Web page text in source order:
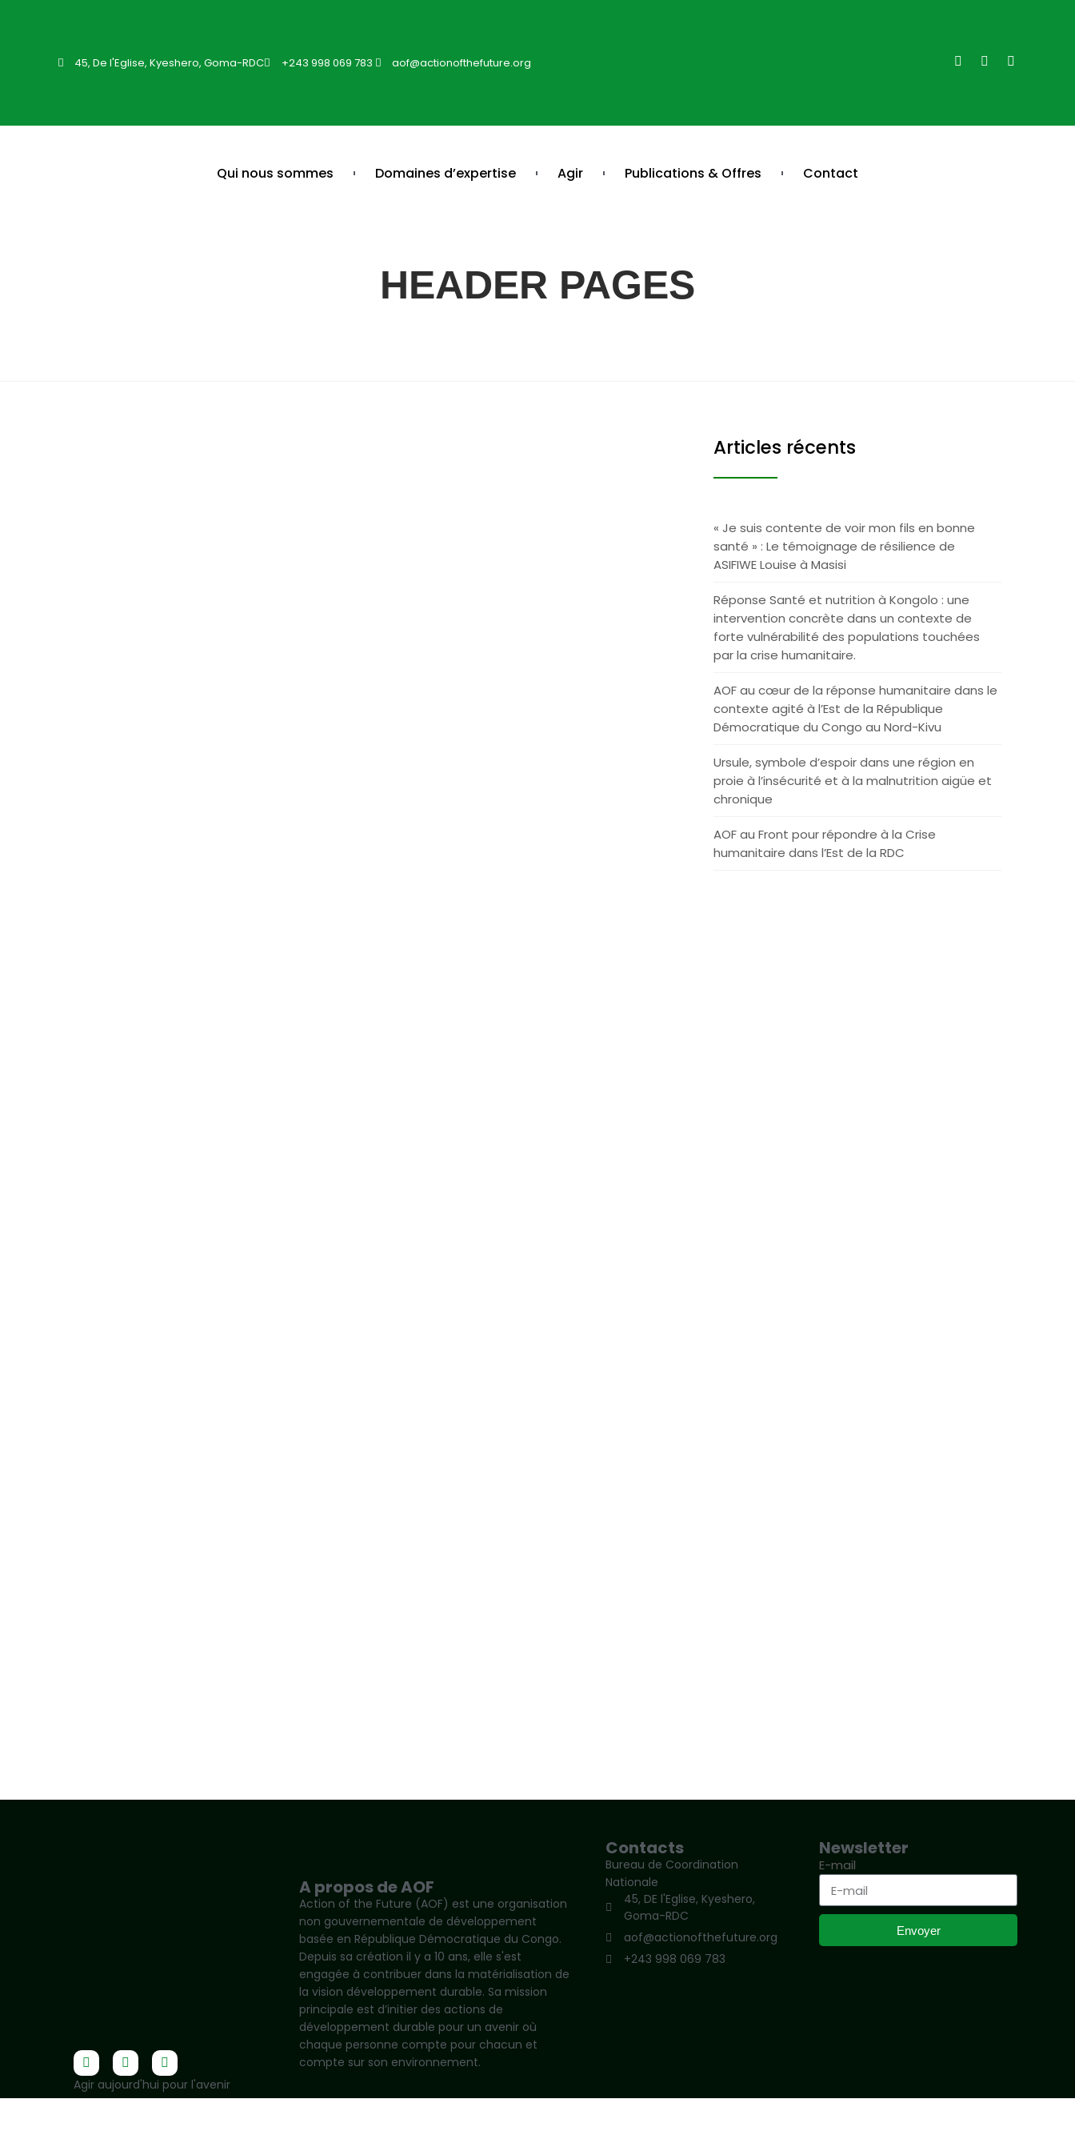
45, De l'Eglise, Kyeshero, Goma-RDC +243 998 069 783 aof@actionofthefuture.org
Qui nous sommes Domaines d’expertise Agir Publications & Offres Contact
HEADER PAGES
Articles récents
« Je suis contente de voir mon fils en bonne
santé » : Le témoignage de résilience de
ASIFIWE Louise à Masisi
Réponse Santé et nutrition à Kongolo : une
intervention concrète dans un contexte de
forte vulnérabilité des populations touchées
par la crise humanitaire.
AOF au cœur de la réponse humanitaire dans le
contexte agité à l’Est de la République
Démocratique du Congo au Nord-Kivu
Ursule, symbole d’espoir dans une région en
proie à l’insécurité et à la malnutrition aigüe et
chronique
AOF au Front pour répondre à la Crise
humanitaire dans l’Est de la RDC
Agir aujourd'hui pour l'avenir
A propos de AOF
Action of the Future (AOF) est une organisation
non gouvernementale de développement
basée en République Démocratique du Congo.
Depuis sa création il y a 10 ans, elle s'est
engagée à contribuer dans la matérialisation de
la vision développement durable. Sa mission
principale est d’initier des actions de
développement durable pour un avenir où
chaque personne compte pour chacun et
compte sur son environnement.
Contacts
Bureau de Coordination
Nationale
45, DE l'Eglise, Kyeshero,
Goma-RDC
aof@actionofthefuture.org
+243 998 069 783
Newsletter
E-mail
Envoyer